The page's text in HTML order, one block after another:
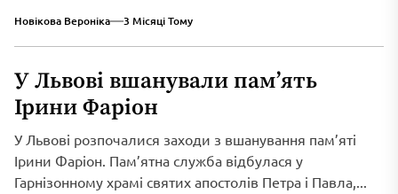
Новікова Вероніка 3 Місяці Тому
У Львові вшанували пам’ять
Ірини Фаріон
У Львові розпочалися заходи з вшанування пам’яті
Ірини Фаріон. Пам’ятна служба відбулася у
Гарнізонному храмі святих апостолів Петра і Павла,...